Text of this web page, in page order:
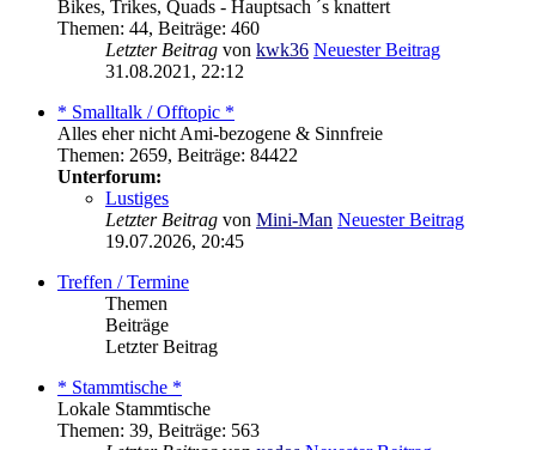
Bikes, Trikes, Quads - Hauptsach ´s knattert
Themen: 44, Beiträge: 460
Letzter Beitrag von kwk36 Neuester Beitrag
31.08.2021, 22:12
* Smalltalk / Offtopic *
Alles eher nicht Ami-bezogene & Sinnfreie
Themen: 2659, Beiträge: 84422
Unterforum:
Lustiges
Letzter Beitrag von Mini-Man Neuester Beitrag
19.07.2026, 20:45
Treffen / Termine
Themen
Beiträge
Letzter Beitrag
* Stammtische *
Lokale Stammtische
Themen: 39, Beiträge: 563